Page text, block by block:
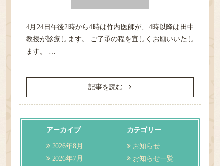
4月24日午後2時から4時は竹内医師が、4時以降は田中
教授が診療します。 ご了承の程を宜しくお願いいたし
ます。 …
記事を読む
アーカイブ
2026年8月
2026年7月
カテゴリー
お知らせ
お知らせ一覧
診療案内
検査
アクセス・担当医表